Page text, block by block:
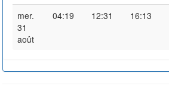
mer.
31
août
04:19 12:31 16:13